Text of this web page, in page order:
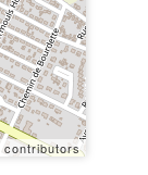
contributors